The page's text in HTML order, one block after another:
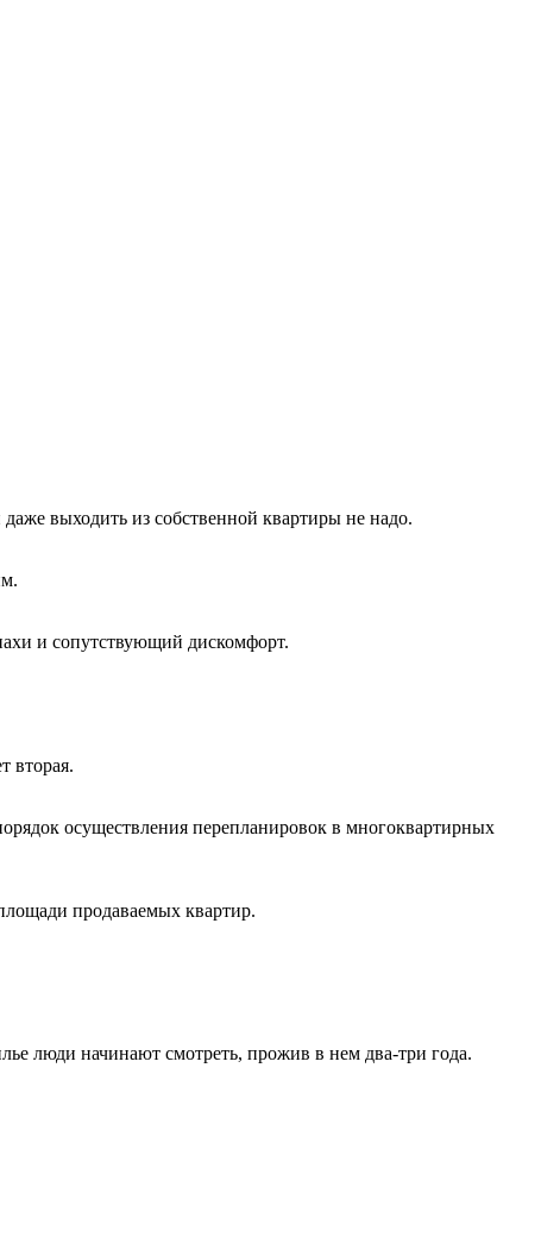
выходить из собственной квартиры не надо.
и сопутствующий дискомфорт.
вторая.
осуществления перепланировок в многоквартирных
продаваемых квартир.
люди начинают смотреть, прожив в нем два-три года.